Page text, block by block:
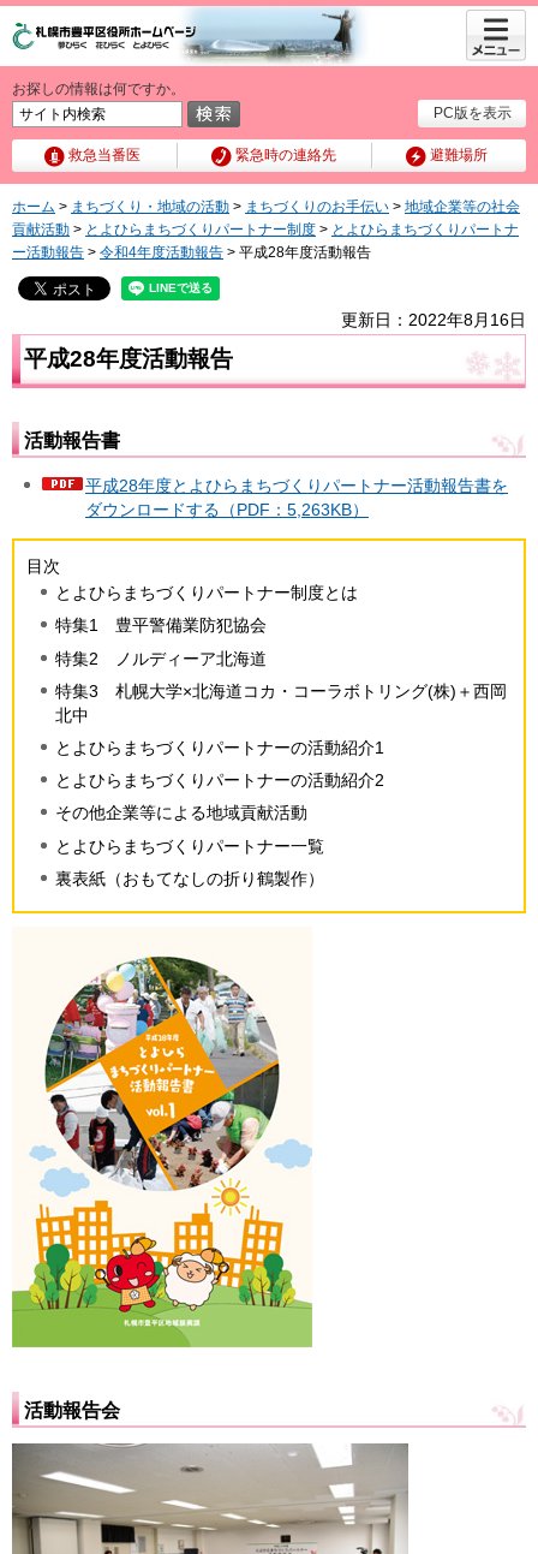
PC版を表示
お探しの情報は何ですか。
救急当番医 緊急時の連絡先 避難場所
メニュ
ー
ホーム > まちづくり・地域の活動 > まちづくりのお手伝い > 地域企業等の社会
貢献活動 > とよひらまちづくりパートナー制度 > とよひらまちづくりパートナ
ー活動報告 > 令和4年度活動報告 > 平成28年度活動報告
更新日：2022年8月16日
平成28年度活動報告
活動報告書
平成28年度とよひらまちづくりパートナー活動報告書を
ダウンロードする（PDF：5,263KB）
目次
とよひらまちづくりパートナー制度とは
特集1 豊平警備業防犯協会
特集2 ノルディーア北海道
特集3 札幌大学×北海道コカ・コーラボトリング(株)＋西岡
北中
とよひらまちづくりパートナーの活動紹介1
とよひらまちづくりパートナーの活動紹介2
その他企業等による地域貢献活動
とよひらまちづくりパートナー一覧
裏表紙（おもてなしの折り鶴製作）
活動報告会